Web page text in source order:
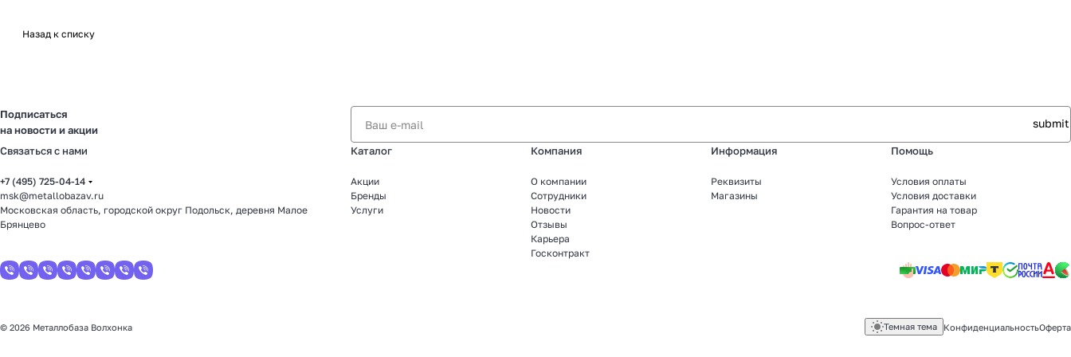
Назад к списку
Подписаться
на новости и акции
Связаться с нами
+7 (495) 725-04-14
msk@metallobazav.ru
Московская область, городской округ Подольск, деревня Малое
Брянцево
Каталог
Акции
Бренды
Услуги
Компания
О компании
Сотрудники
Новости
Отзывы
Карьера
Госконтракт
Информация
Реквизиты
Магазины
Помощь
Условия оплаты
Условия доставки
Гарантия на товар
Вопрос-ответ
© 2026 Металлобаза Волхонка Темная тема КонфиденциальностьОферта